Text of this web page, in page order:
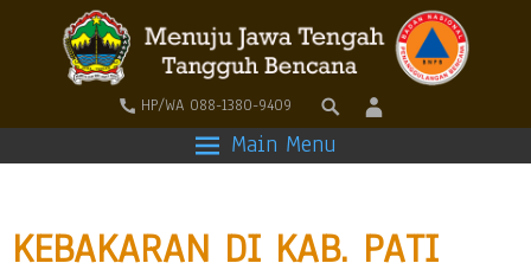
HP/WA 088-1380-9409
Main Menu
KEBAKARAN DI KAB. PATI